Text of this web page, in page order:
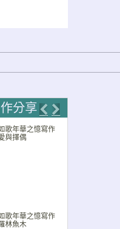
分享
Previous
Next
歌年華之憶寫作
與擇偶
歌年華之憶寫作
林魚木